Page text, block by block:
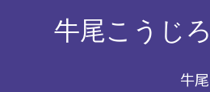
牛尾こうじ
牛